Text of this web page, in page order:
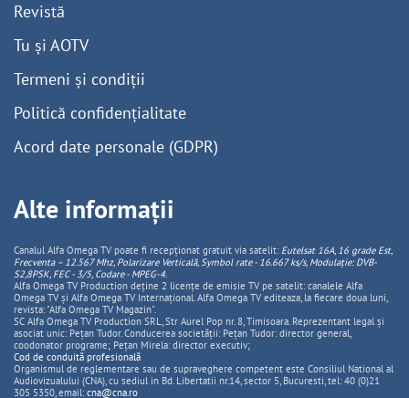
Revistă
Tu și AOTV
Termeni și condiții
Politică confidențialitate
Acord date personale (GDPR)
Alte informații
Canalul Alfa Omega TV poate fi recepționat gratuit via satelit: Eutelsat 16A, 16 grade Est,
Frecventa – 12.567 Mhz, PolarizareVerticală, Symbol rate - 16.667 ks/s, Modulație: DVB-
S2,8PSK, FEC - 3/5, Codare - MPEG-4.
Alfa Omega TV Production deține 2 licențe de emisie TV pe satelit: canalele Alfa
Omega TV și Alfa Omega TV Internațional. Alfa Omega TV editeaza, la fiecare doua luni,
revista: "Alfa Omega TV Magazin".
SC Alfa Omega TV Production SRL, Str Aurel Pop nr. 8, Timisoara. Reprezentant legal și
asociat unic: Pețan Tudor. Conducerea societății: Pețan Tudor: director general,
coodonator programe; Pețan Mirela: director executiv;
Cod de conduită profesională
Organismul de reglementare sau de supraveghere competent este Consiliul National al
Audiovizualului (CNA), cu sediul in Bd. Libertatii nr.14, sector 5, Bucuresti, tel: 40 (0)21
305 5350, email: cna@cna.ro